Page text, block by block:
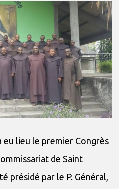
eu lieu le premier Congrès
de Saint
présidé par le P. Général,